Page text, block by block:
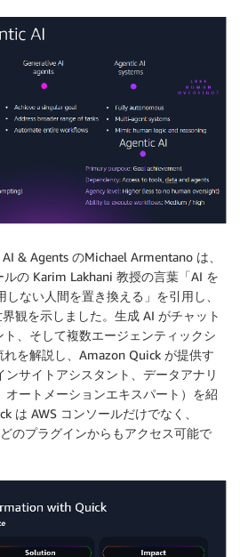
& Agents のMichael Armentano は、
の Karim Lakhani 教授の言葉「AI を
ない人間を置き換える」を引用し、
観を示しました。生成 AI がチャット
、そして複数エージェンティックシ
を解説し、Amazon Quick が提供す
サイトアシスタント、データアナリ
オートメーションエキスパート）を紹
は AWS コンソールだけでなく、
のプラグインからもアクセス可能で